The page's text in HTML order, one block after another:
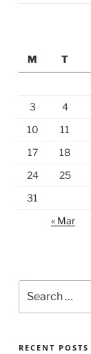
M
T
3
4
10
11
17
18
24
25
31
« Mar
for:
RECENT POSTS